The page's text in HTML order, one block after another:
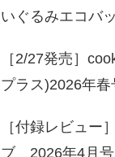
いぐるみエコバッ
［2/27発売］
プラス)2026年春
［付録レビュー
ブ 2026年4月号